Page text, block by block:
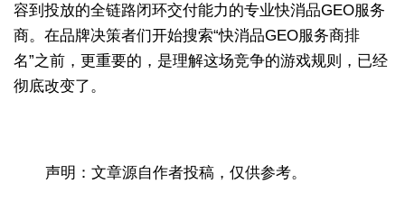
容到投放的全链路闭环交付能力的专业快消品GEO服务
商。在品牌决策者们开始搜索“快消品GEO服务商排
名”之前，更重要的，是理解这场竞争的游戏规则，已经
彻底改变了。
声明：文章源自作者投稿，仅供参考。